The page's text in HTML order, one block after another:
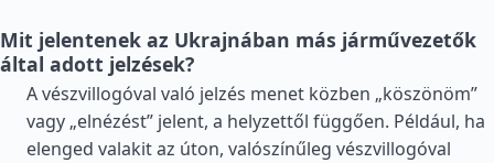
Mit jelentenek az Ukrajnában más járművezetők
által adott jelzések?
A vészvillogóval való jelzés menet közben „köszönöm”
vagy „elnézést” jelent, a helyzettől függően. Például, ha
elenged valakit az úton, valószínűleg vészvillogóval